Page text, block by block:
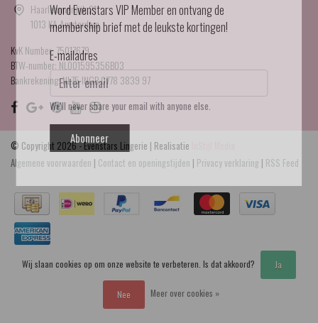
Haarlemmerdijk 21
1013 KA Amsterdam
KvK Number: 75017679
BTW-number: NL001595356B03
Bankrekening: NL75 INGB 0778 3839 97
© Copyright 2026 - Evenstars Lingerie | Realisatie
Algemene voorwaarden | Contact en openingstijden | Privacy verklaring | RSS Feed
Word Evenstars VIP Member en ontvang de
membership brief met de leukste kortingen!
E-mailadres
We'll never share your email with anyone else.
Abonneer
Wij slaan cookies op om onze website te verbeteren. Is dat akkoord? Ja
Nee Meer over cookies »